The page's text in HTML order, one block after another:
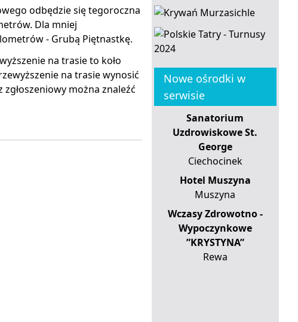
odbędzie się tegoroczna
Dla mniej
- Grubą Piętnastkę.
na trasie to koło
na trasie wynosić
można znaleźć
Nowe ośrodki w
serwisie
Sanatorium
Uzdrowiskowe St.
George
Ciechocinek
Hotel Muszyna
Muszyna
Wczasy Zdrowotno -
Wypoczynkowe
”KRYSTYNA”
Rewa